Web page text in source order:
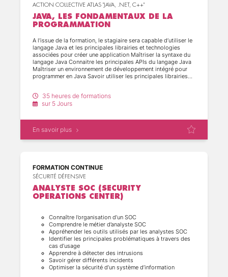
ACTION COLLECTIVE ATLAS "JAVA, .NET, C++"
JAVA, LES FONDAMENTAUX DE LA
PROGRAMMATION
A l’issue de la formation, le stagiaire sera capable d’utiliser le
langage Java et les principales librairies et technologies
associées pour créer une application Maîtriser la syntaxe du
langage Java Connaitre les principales APIs du langage Java
Maîtriser un environnement de développement intégré pour
programmer en Java Savoir utiliser les principales librairies
nouveautés Java.
35 heures de formations
sur 5 Jours
En savoir plus
FORMATION CONTINUE
SÉCURITÉ DÉFENSIVE
ANALYSTE SOC (SECURITY
OPERATIONS CENTER)
Connaître l’organisation d’un SOC
Comprendre le métier d’analyste SOC
Appréhender les outils utilisés par les analystes SOC
Identifier les principales problématiques à travers des
cas d’usage
Apprendre à détecter des intrusions
Savoir gérer différents incidents
Optimiser la sécurité d’un système d’information